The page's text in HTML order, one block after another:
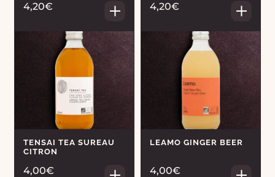
4,20€ 4,20€
TENSAI TEA SUREAU
CITRON
4,00€
LEAMO GINGER BEER
4,00€